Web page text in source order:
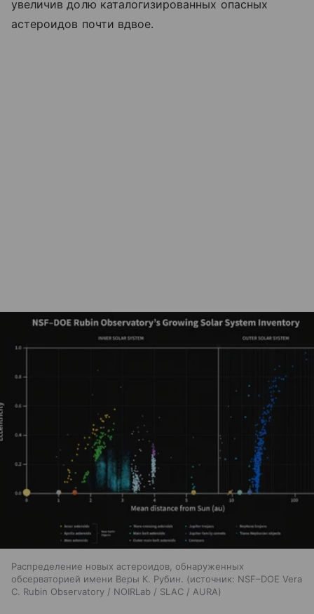
увеличив долю каталогизированных опасных
астероидов почти вдвое.
Распределение новых астероидов, обнаруженных
обсерваторией имени Веры К. Рубин.
источник: NSF–DOE Vera
C. Rubin Observatory / NOIRLab / SLAC / AURA